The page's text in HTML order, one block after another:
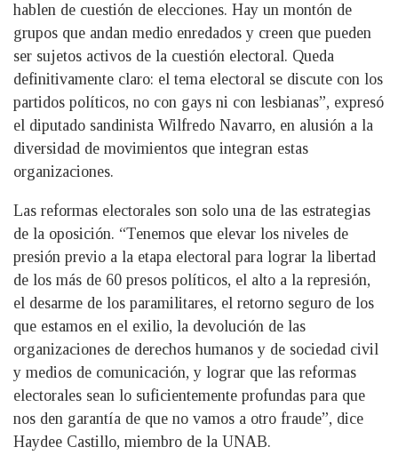
hablen de cuestión de elecciones. Hay un montón de
grupos que andan medio enredados y creen que pueden
ser sujetos activos de la cuestión electoral. Queda
definitivamente claro: el tema electoral se discute con los
partidos políticos, no con gays ni con lesbianas”, expresó
el diputado sandinista Wilfredo Navarro, en alusión a la
diversidad de movimientos que integran estas
organizaciones.
Las reformas electorales son solo una de las estrategias
de la oposición. “Tenemos que elevar los niveles de
presión previo a la etapa electoral para lograr la libertad
de los más de 60 presos políticos, el alto a la represión,
el desarme de los paramilitares, el retorno seguro de los
que estamos en el exilio, la devolución de las
organizaciones de derechos humanos y de sociedad civil
y medios de comunicación, y lograr que las reformas
electorales sean lo suficientemente profundas para que
nos den garantía de que no vamos a otro fraude”, dice
Haydee Castillo, miembro de la UNAB.